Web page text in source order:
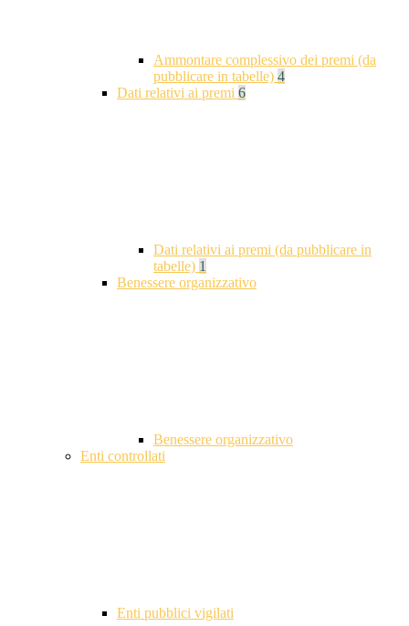
Ammontare complessivo dei premi (da
pubblicare in tabelle) 4
Dati relativi ai premi 6
Dati relativi ai premi (da pubblicare in
tabelle) 1
Benessere organizzativo
Benessere organizzativo
Enti controllati
Enti pubblici vigilati